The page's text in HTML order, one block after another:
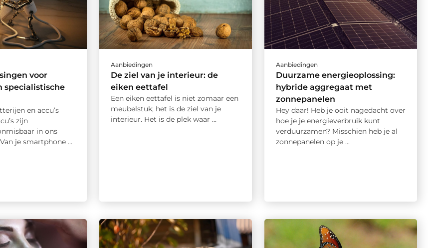
voor
specialistische
en accu’s
zijn
in ons
je smartphone ...
Aanbiedingen
De ziel van je interieur: de
eiken eettafel
Een eiken eettafel is niet zomaar een
meubelstuk; het is de ziel van je
interieur. Het is de plek waar ...
Aanbiedingen
Duurzame energieoplossing:
hybride aggregaat met
zonnepanelen
Hey daar! Heb je ooit nagedacht over
hoe je je energieverbruik kunt
verduurzamen? Misschien heb je al
zonnepanelen op je ...